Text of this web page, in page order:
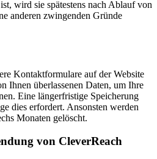
wird sie spätestens nach Ablauf von
anderen zwingenden Gründe
Kontaktformulare auf der Website
Ihnen überlassenen Daten, um Ihre
Eine längerfristige Speicherung
dies erfordert. Ansonsten werden
Monaten gelöscht.
von CleverReach